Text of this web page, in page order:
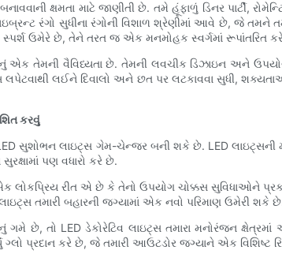
ક્ષમતા માટે જાણીતી છે. તમે હૂંફાળું ડિનર
રંગો સુધીના રંગોની વિશાળ શ્રેણીમાં આવે છે, જે તમને
ઉમેરે છે, તેને તરત જ એક મનમોહક સ્વર્ગમાં રૂપાંતરિત
એક તેમની વૈવિધ્યતા છે. તેમની લવચીક ડિઝાઇન અને
લઈને દિવાલો અને છત પર લટકાવવા સુધી,
કરવું
સુશોભન લાઇટ્સ ગેમ-ચેન્જર બની શકે છે. LED
પણ વધારો કરે છે.
લોકપ્રિય રીત એ છે કે તેનો ઉપયોગ ચોક્કસ સુવિધાઓને
તમારી બહારની જગ્યામાં એક નવો પરિમાણ
તો LED ડેકોરેટિવ લાઇટ્સ તમારા મનોરંજન
પ્રદાન કરે છે, જે તમારી આઉટડોર જગ્યાને એક વિશિષ્ટ